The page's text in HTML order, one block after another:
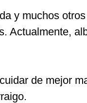
y muchos
Actualmente,
de mejor